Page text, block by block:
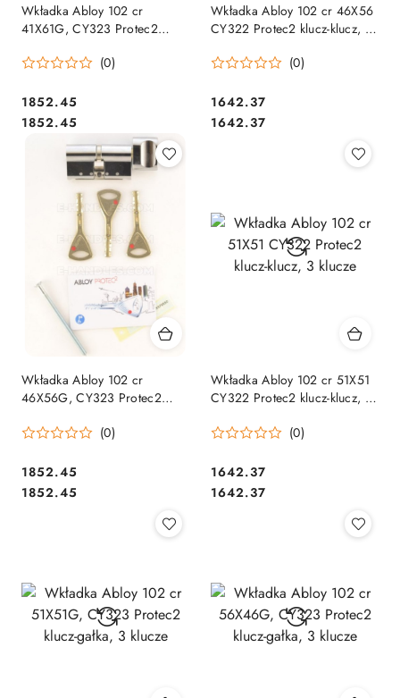
Wkładka Abloy 102 cr
41X61G, CY323 Protec2
(0)
Cena:
1852.45
Cena:
1852.45
Wkładka Abloy 102 cr 46X56
CY322 Protec2 klucz-klucz, 3
(0)
Cena:
1642.37
Cena:
1642.37
Wkładka Abloy 102 cr
46X56G, CY323 Protec2
(0)
Cena:
1852.45
Cena:
1852.45
Wkładka Abloy 102 cr 51X51
CY322 Protec2 klucz-klucz, 3
(0)
Cena:
1642.37
Cena:
1642.37